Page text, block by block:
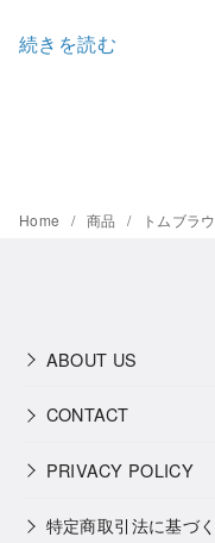
続きを読む
Home 商品 トムブラ
ABOUT US
CONTACT
PRIVACY POLICY
特定商取引法に基づ